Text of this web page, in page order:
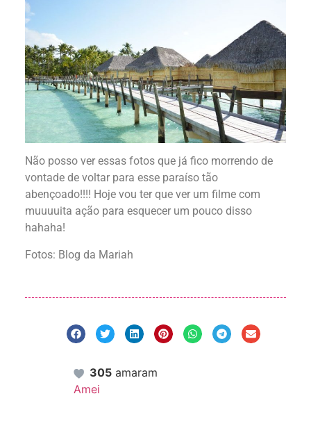
Não posso ver essas fotos que já fico morrendo de
vontade de voltar para esse paraíso tão
abençoado!!!! Hoje vou ter que ver um filme com
muuuuita ação para esquecer um pouco disso
hahaha!
Fotos: Blog da Mariah
305 amaram
Amei